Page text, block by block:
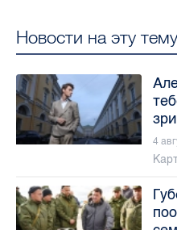
Новости на эту тему
4